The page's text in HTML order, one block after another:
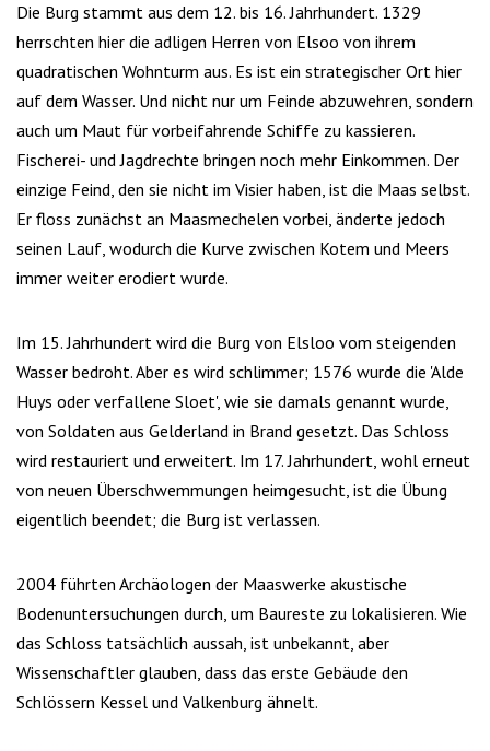
Die Burg stammt aus dem 12. bis 16. Jahrhundert. 1329
herrschten hier die adligen Herren von Elsoo von ihrem
quadratischen Wohnturm aus. Es ist ein strategischer Ort hier
auf dem Wasser. Und nicht nur um Feinde abzuwehren, sondern
auch um Maut für vorbeifahrende Schiffe zu kassieren.
Fischerei- und Jagdrechte bringen noch mehr Einkommen. Der
einzige Feind, den sie nicht im Visier haben, ist die Maas selbst.
Er floss zunächst an Maasmechelen vorbei, änderte jedoch
seinen Lauf, wodurch die Kurve zwischen Kotem und Meers
immer weiter erodiert wurde.
Im 15. Jahrhundert wird die Burg von Elsloo vom steigenden
Wasser bedroht. Aber es wird schlimmer; 1576 wurde die 'Alde
Huys oder verfallene Sloet', wie sie damals genannt wurde,
von Soldaten aus Gelderland in Brand gesetzt. Das Schloss
wird restauriert und erweitert. Im 17. Jahrhundert, wohl erneut
von neuen Überschwemmungen heimgesucht, ist die Übung
eigentlich beendet; die Burg ist verlassen.
2004 führten Archäologen der Maaswerke akustische
Bodenuntersuchungen durch, um Baureste zu lokalisieren. Wie
das Schloss tatsächlich aussah, ist unbekannt, aber
Wissenschaftler glauben, dass das erste Gebäude den
Schlössern Kessel und Valkenburg ähnelt.